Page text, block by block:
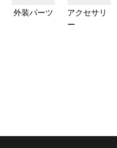
外装パーツ
アクセサリ
ー